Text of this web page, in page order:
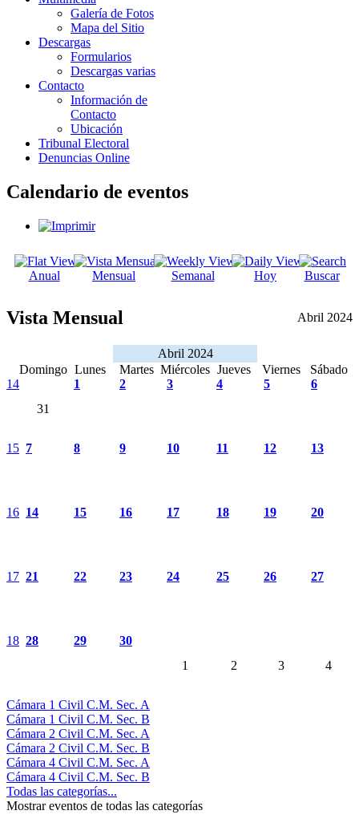
Galería de Fotos
Mapa del Sitio
Descargas
Formularios
Descargas varias
Contacto
Información de
Contacto
Ubicación
Tribunal Electoral
Denuncias Online
Calendario de eventos
Anual Mensual Semanal Hoy Buscar
Vista Mensual Abril 2024
Abril 2024
Domingo Lunes Martes Miércoles Jueves Viernes
Sábado
14
31
1 2 3 4 5 6
15 7 8 9 10 11 12 13
16 14 15 16 17 18 19 20
17 21 22 23 24 25 26 27
18 28 29
30
1
2 3 4
Cámara 1 Civil C.M. Sec. A
Cámara 1 Civil C.M. Sec. B
Cámara 2 Civil C.M. Sec. A
Cámara 2 Civil C.M. Sec. B
Cámara 4 Civil C.M. Sec. A
Cámara 4 Civil C.M. Sec. B
Todas las categorías...
Mostrar eventos de todas las categorías